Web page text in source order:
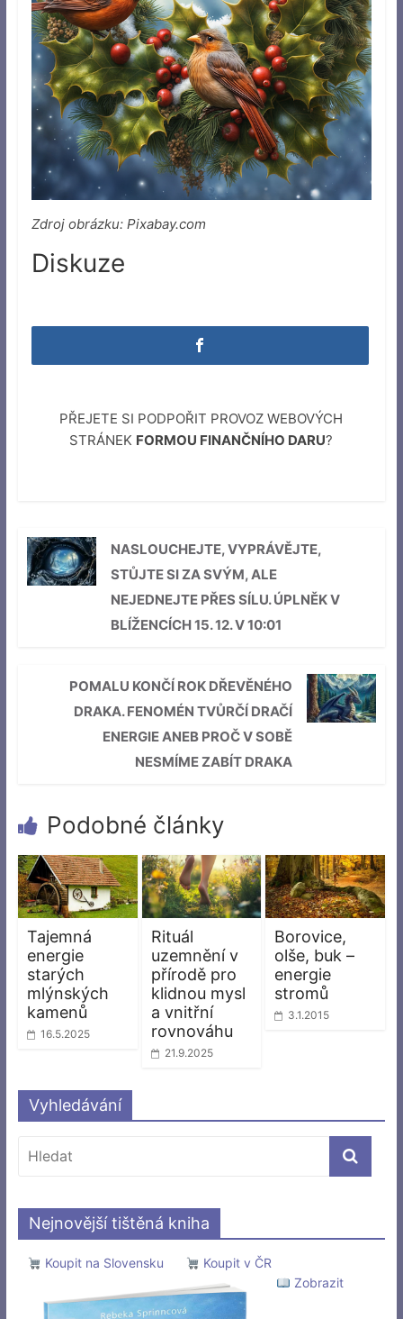
Zdroj obrázku: Pixabay.com
Diskuze
PŘEJETE SI PODPOŘIT PROVOZ WEBOVÝCH
STRÁNEK FORMOU FINANČNÍHO DARU?
NASLOUCHEJTE, VYPRÁVĚJTE,
STŮJTE SI ZA SVÝM, ALE
NEJEDNEJTE PŘES SÍLU. ÚPLNĚK V
BLÍŽENCÍCH 15. 12. V 10:01
POMALU KONČÍ ROK DŘEVĚNÉHO
DRAKA. FENOMÉN TVŮRČÍ DRAČÍ
ENERGIE ANEB PROČ V SOBĚ
NESMÍME ZABÍT DRAKA
Podobné články
Tajemná
energie
starých
mlýnských
kamenů
16.5.2025
Rituál
uzemnění v
přírodě pro
klidnou mysl
a vnitřní
rovnováhu
21.9.2025
Borovice,
olše, buk –
energie
stromů
3.1.2015
Vyhledávání
Nejnovější tištěná kniha
Koupit na Slovensku
Koupit v ČR
Zobrazit